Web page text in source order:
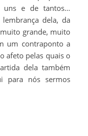
uns e de tantos…
dela, da
grande, muito
um contraponto a
afeto pelas quais o
dela também
para nós sermos